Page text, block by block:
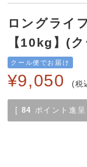
ロングライ
【10kg】(ク
クール便でお届け
¥9,050 税
[ 84 ポイント進